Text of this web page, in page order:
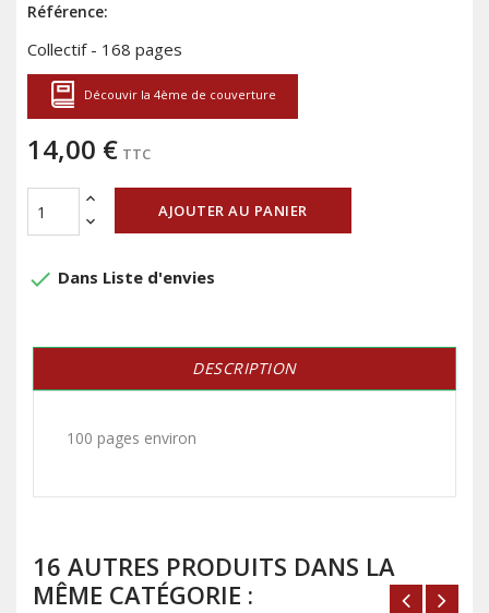
Référence:
Collectif - 168 pages
Découvir la 4ème de couverture
14,00 € TTC
AJOUTER AU PANIER
done Dans Liste d'envies
DESCRIPTION
100 pages environ
16 AUTRES PRODUITS DANS LA
MÊME CATÉGORIE :